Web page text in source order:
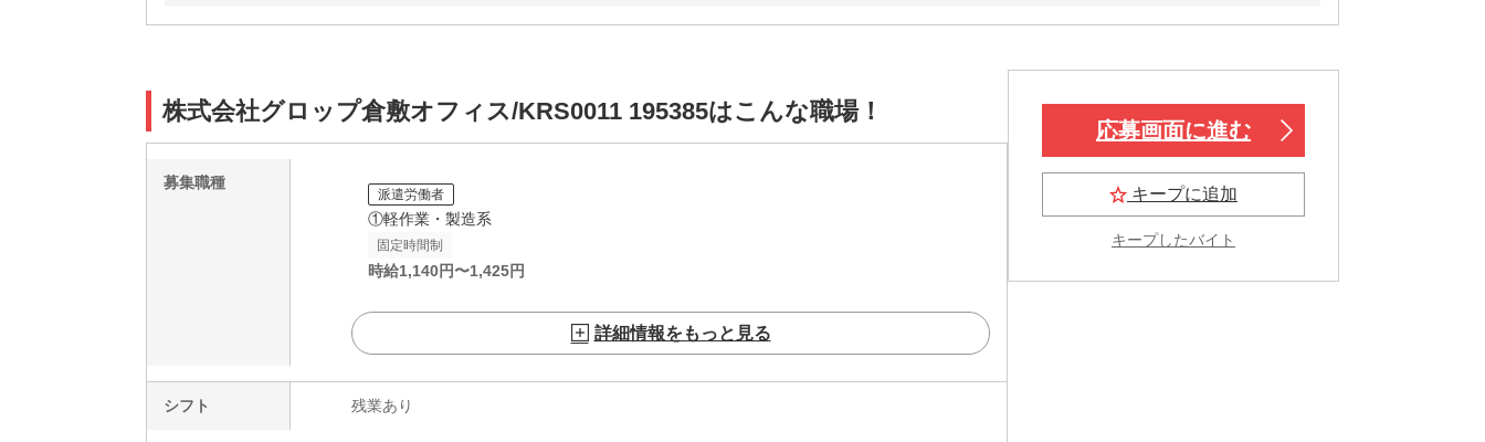
株式会社グロップ倉敷オフィス/KRS0011 195385はこんな職場！
募集職種
派遣労働者
①軽作業・製造系
固定時間制
時給1,140円〜1,425円
詳細情報をもっと見る
シフト 残業あり
応募画面に進む
キープに追加
キープしたバイト